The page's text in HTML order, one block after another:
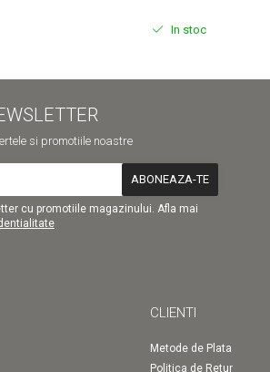
In stoc
si promotiile noastre
cu promotiile magazinului. Afla mai
CLIENTI
Metode de Plata
Politica de Retur